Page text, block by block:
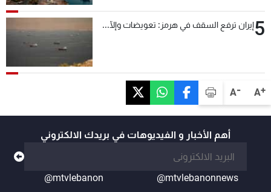
A+
A-
5إيران ترفع السقف في هرمز: تعويضات وإلّا...
أهم الأخبار و الفيديوهات في بريدك الالكتروني
@mtvlebanonnews
@mtvlebanon